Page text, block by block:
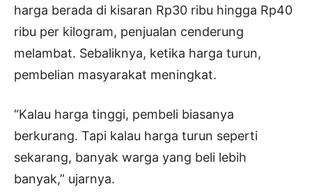
harga berada di kisaran Rp30 ribu hingga Rp40
ribu per kilogram, penjualan cenderung
melambat. Sebaliknya, ketika harga turun,
pembelian masyarakat meningkat.
“Kalau harga tinggi, pembeli biasanya
berkurang. Tapi kalau harga turun seperti
sekarang, banyak warga yang beli lebih
banyak,” ujarnya.